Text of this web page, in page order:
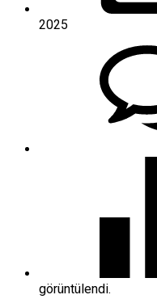
2025
görüntülendi.